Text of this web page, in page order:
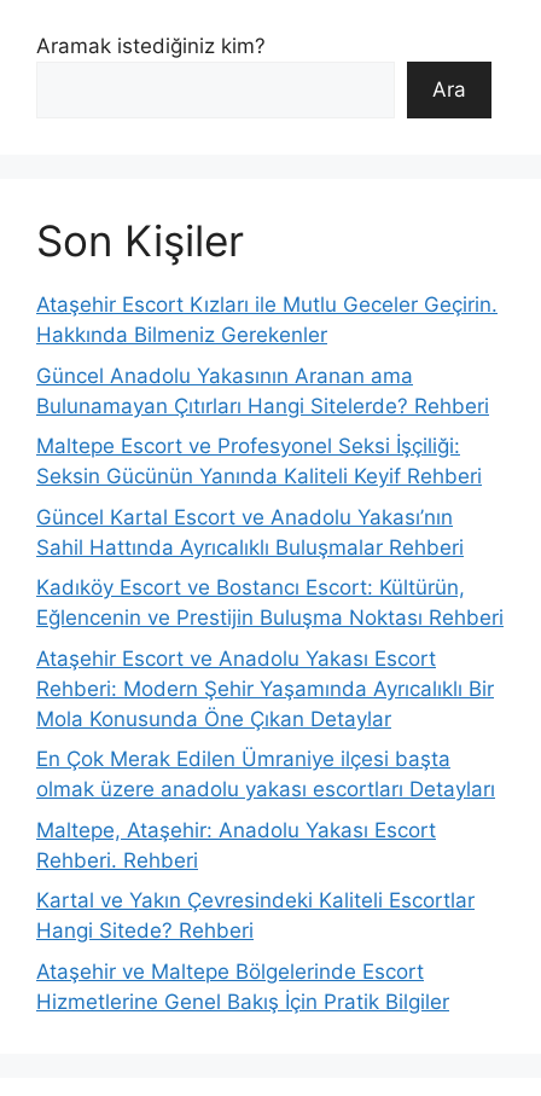
Aramak istediğiniz kim?
Ara
Son Kişiler
Ataşehir Escort Kızları ile Mutlu Geceler Geçirin.
Hakkında Bilmeniz Gerekenler
Güncel Anadolu Yakasının Aranan ama
Bulunamayan Çıtırları Hangi Sitelerde? Rehberi
Maltepe Escort ve Profesyonel Seksi İşçiliği:
Seksin Gücünün Yanında Kaliteli Keyif Rehberi
Güncel Kartal Escort ve Anadolu Yakası’nın
Sahil Hattında Ayrıcalıklı Buluşmalar Rehberi
Kadıköy Escort ve Bostancı Escort: Kültürün,
Eğlencenin ve Prestijin Buluşma Noktası Rehberi
Ataşehir Escort ve Anadolu Yakası Escort
Rehberi: Modern Şehir Yaşamında Ayrıcalıklı Bir
Mola Konusunda Öne Çıkan Detaylar
En Çok Merak Edilen Ümraniye ilçesi başta
olmak üzere anadolu yakası escortları Detayları
Maltepe, Ataşehir: Anadolu Yakası Escort
Rehberi. Rehberi
Kartal ve Yakın Çevresindeki Kaliteli Escortlar
Hangi Sitede? Rehberi
Ataşehir ve Maltepe Bölgelerinde Escort
Hizmetlerine Genel Bakış İçin Pratik Bilgiler